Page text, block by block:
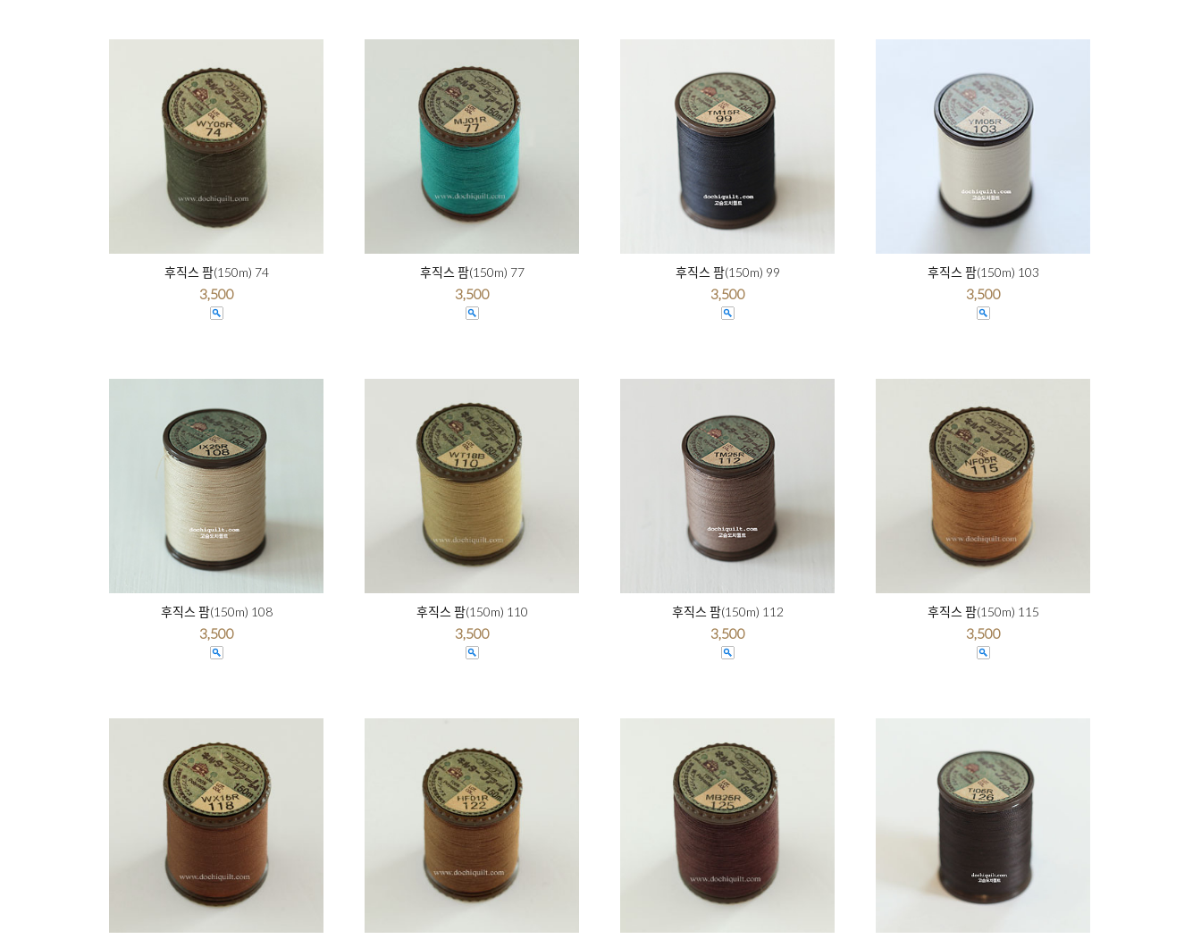
후직스 팜(150m) 74
3,500
후직스 팜(150m) 77
3,500
후직스 팜(150m) 99
3,500
후직스 팜(150m) 103
3,500
후직스 팜(150m) 108
3,500
후직스 팜(150m) 110
3,500
후직스 팜(150m) 112
3,500
후직스 팜(150m) 115
3,500